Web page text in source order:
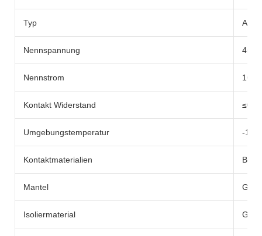
Typ AC-
Nennspannung
Nennstrom 16A
Kontakt Widerstand ≤0,5
Umgebungstemperatur -
Kontaktmaterialien
Mantel
Isoliermaterial